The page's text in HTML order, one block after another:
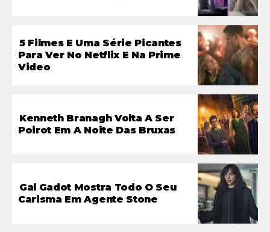
5 Filmes E Uma Série Picantes
Para Ver No Netflix E Na Prime
Video
Kenneth Branagh Volta A Ser
Poirot Em A Noite Das Bruxas
Gal Gadot Mostra Todo O Seu
Carisma Em Agente Stone